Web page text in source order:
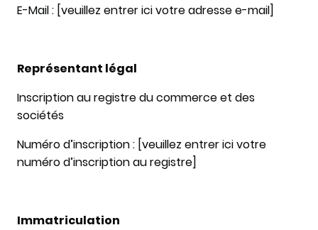
E-Mail : [veuillez entrer ici votre adresse e-mail]
Représentant légal
Inscription au registre du commerce et des
sociétés
Numéro d’inscription : [veuillez entrer ici votre
numéro d’inscription au registre]
Immatriculation